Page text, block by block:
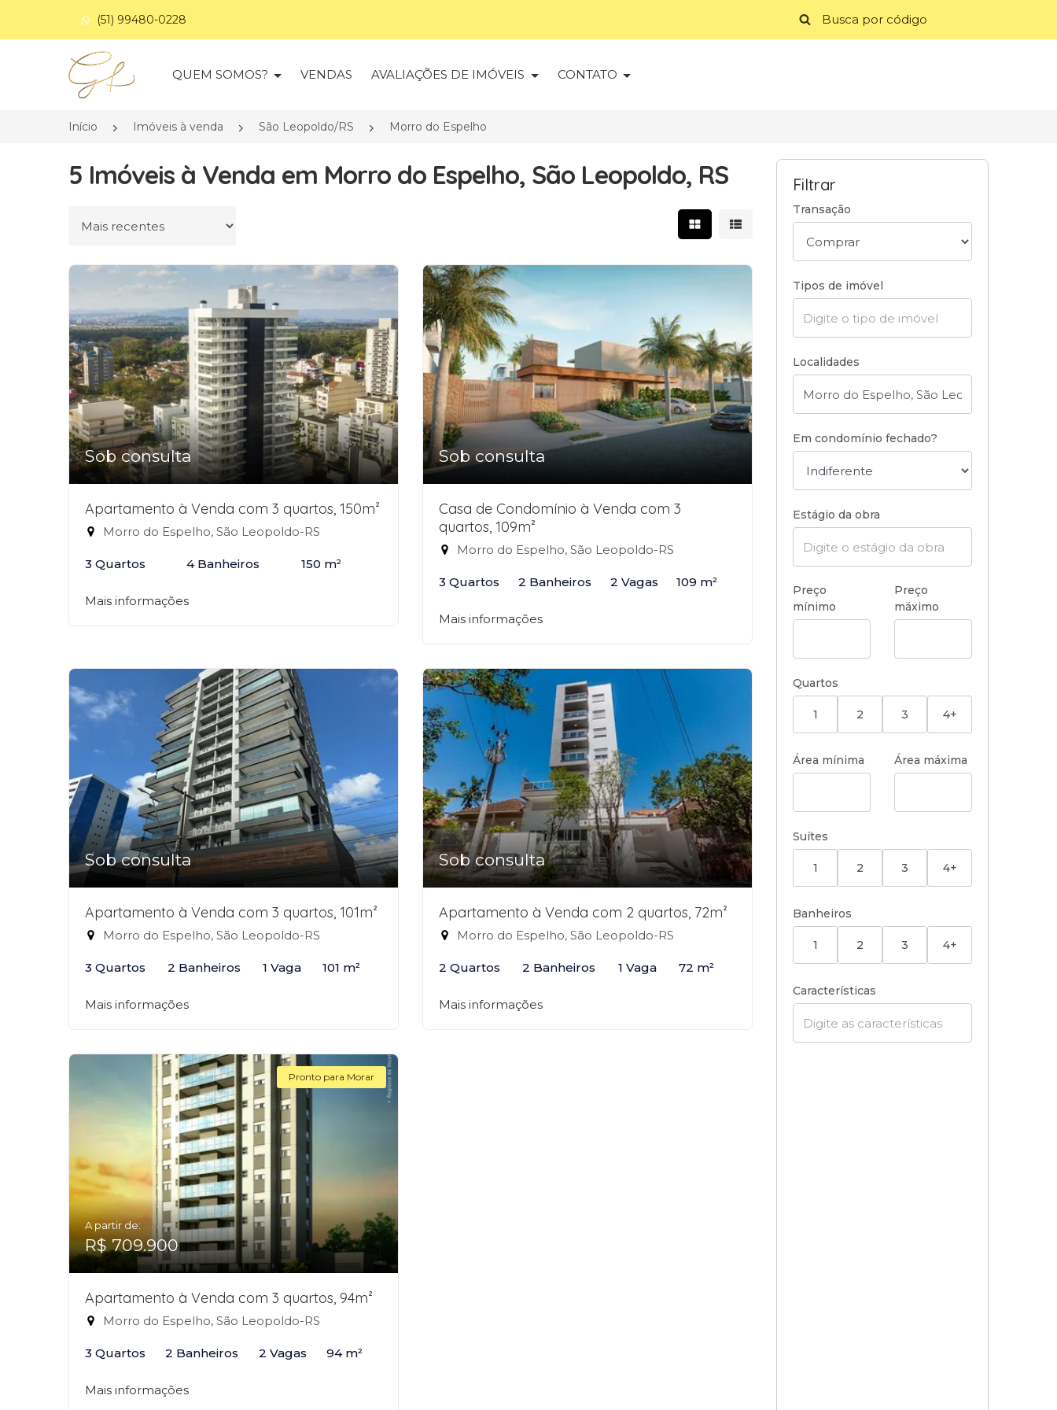
(51) 99480-0228
Página inicial
QUEM SOMOS? VENDAS AVALIAÇÕES DE IMÓVEIS CONTATO
Início Imóveis à venda São Leopoldo/RS Morro do Espelho
5 Imóveis à Venda em Morro do Espelho, São Leopoldo, RS
Ordenar por Mostrar resultados em grade
Mostrar resultados em lista
Sob consulta
Apartamento à Venda com 3 quartos, 150m²
Morro do Espelho, São Leopoldo-RS
3 Quartos 4 Banheiros 150 m²
Mais informações
Sob consulta
Casa de Condomínio à Venda com 3
quartos, 109m²
Morro do Espelho, São Leopoldo-RS
3 Quartos 2 Banheiros 2 Vagas 109 m²
Mais informações
Sob consulta
Apartamento à Venda com 3 quartos, 101m²
Morro do Espelho, São Leopoldo-RS
3 Quartos 2 Banheiros 1 Vaga 101 m²
Mais informações
Sob consulta
Apartamento à Venda com 2 quartos, 72m²
Morro do Espelho, São Leopoldo-RS
2 Quartos 2 Banheiros 1 Vaga 72 m²
Mais informações
Pronto para Morar
A partir de:
R$ 709.900
Apartamento à Venda com 3 quartos, 94m²
Morro do Espelho, São Leopoldo-RS
3 Quartos 2 Banheiros 2 Vagas 94 m²
Mais informações
Filtrar
Transação
Tipos de imóvel
Localidades
Em condomínio fechado?
Estágio da obra
Preço
mínimo
Preço
máximo
Quartos
1 2 3 4+
Área mínima Área máxima
Suítes
1 2 3 4+
Banheiros
1 2 3 4+
Características